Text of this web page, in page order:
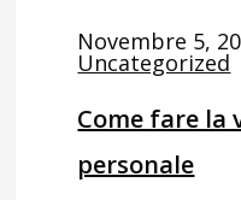
Novembre 5,
Uncategorized
Come fare la
personale